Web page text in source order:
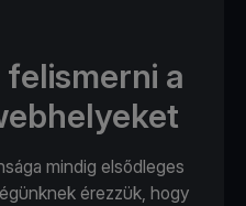
a
mindig elsődleges
érezzük, hogy